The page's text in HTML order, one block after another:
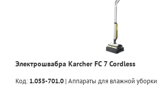
Электрошвабра Karcher FC 7 Cordless
Код: 1.055-701.0 | Аппараты для влажной